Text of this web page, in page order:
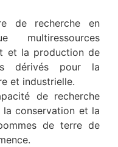
de recherche en
multiressources
et la production de
dérivés pour la
et industrielle.
de recherche
la conservation et la
de terre de